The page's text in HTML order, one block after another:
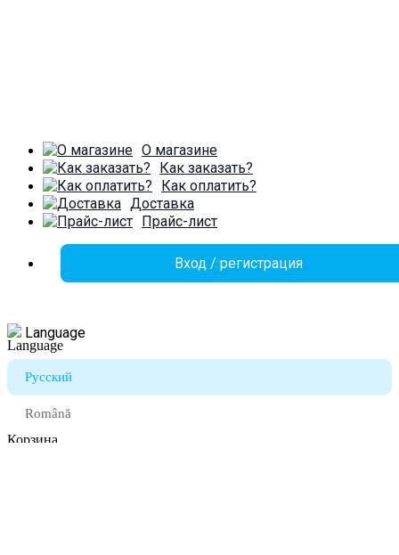
О магазине
Как заказать?
Как оплатить?
Доставка
Прайс-лист
Вход / регистрация
Language
Русский
Română
Корзина